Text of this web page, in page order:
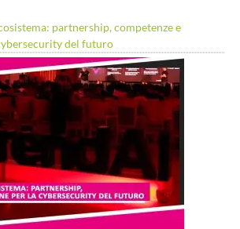
partnership, competenze e
del futuro